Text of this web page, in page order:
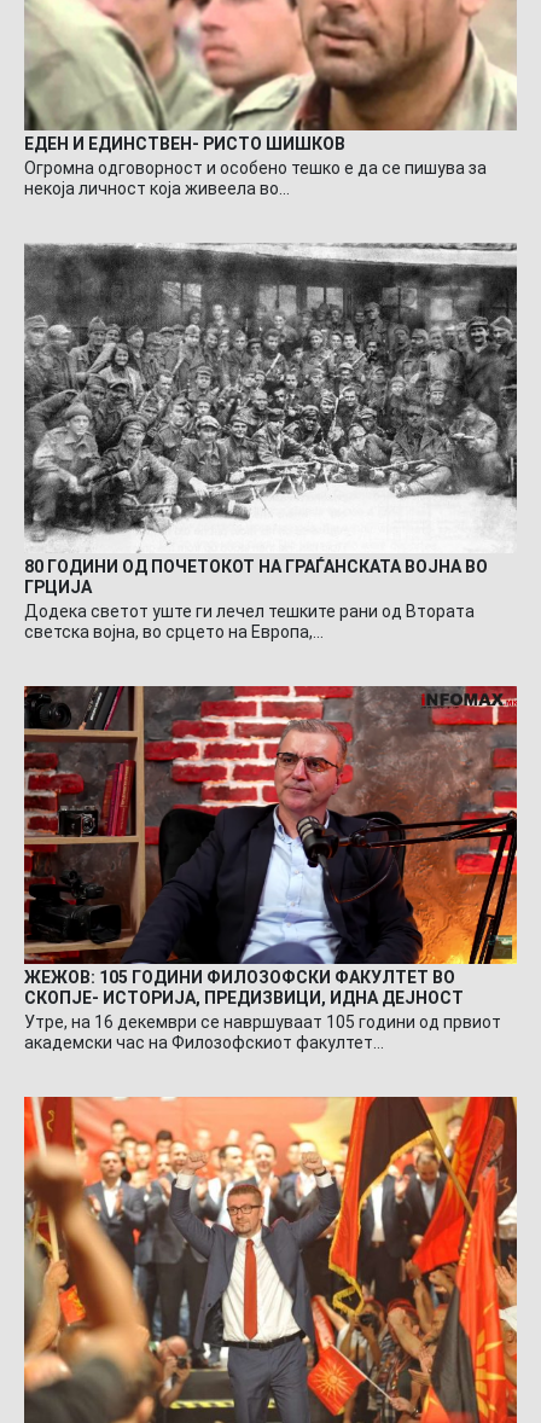
ЕДЕН И ЕДИНСТВЕН- РИСТО ШИШКОВ
Огромна одговорност и особено тешко е да се пишува за
некоја личност која живеела во…
80 ГОДИНИ ОД ПОЧЕТОКОТ НА ГРАЃАНСКАТА ВОЈНА ВО
ГРЦИЈА
Додека светот уште ги лечел тешките рани од Втората
светска војна, во срцето на Европа,…
ЖЕЖОВ: 105 ГОДИНИ ФИЛОЗОФСКИ ФАКУЛТЕТ ВО
СКОПЈЕ- ИСТОРИЈА, ПРЕДИЗВИЦИ, ИДНА ДЕЈНОСТ
Утре, на 16 декември се навршуваат 105 години од првиот
академски час на Филозофскиот факултет…